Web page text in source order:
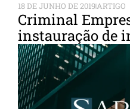
18 DE JUNHO DE 2019ARTIGO
Criminal
instauração de